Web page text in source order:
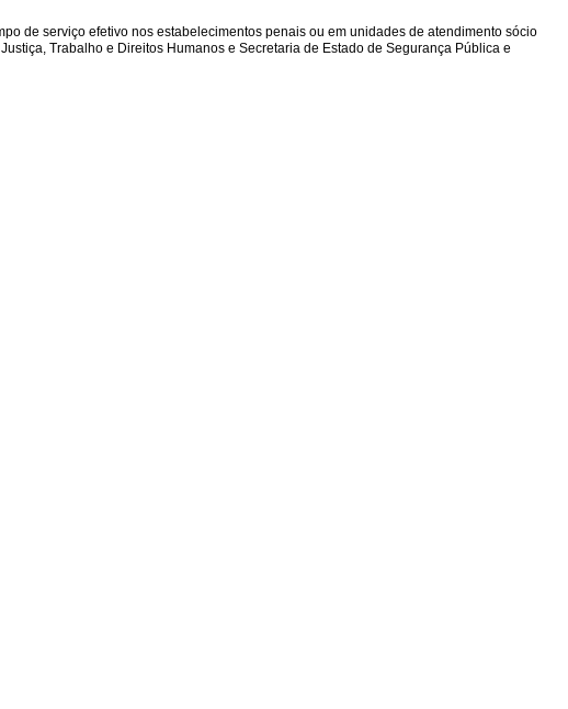
de serviço efetivo nos estabelecimentos penais ou em unidades de atendimento sócio
Trabalho e Direitos Humanos e Secretaria de Estado de Segurança Pública e